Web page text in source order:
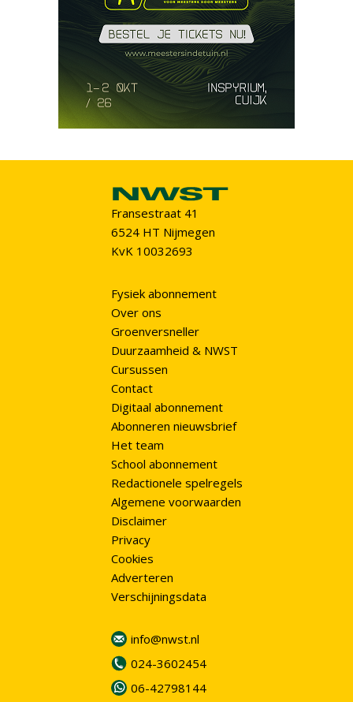
Fransestraat 41
6524 HT Nijmegen
KvK 10032693
Fysiek abonnement
Over ons
Groenversneller
Duurzaamheid & NWST
Cursussen
Contact
Digitaal abonnement
Abonneren nieuwsbrief
Het team
School abonnement
Redactionele spelregels
Algemene voorwaarden
Disclaimer
Privacy
Cookies
Adverteren
Verschijningsdata
info@nwst.nl
024-3602454
06-42798144